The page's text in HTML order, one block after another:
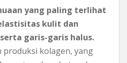
yang paling terlihat
kulit dan
garis-garis halus.
produksi kolagen, yang